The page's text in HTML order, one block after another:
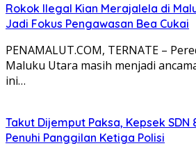
Rokok Ilegal Kian Merajalela di
Jadi Fokus Pengawasan Bea Cukai
PENAMALUT.COM, TERNATE –
Maluku Utara masih menjadi
ini…
Takut Dijemput Paksa, Kepsek SDN
Penuhi Panggilan Ketiga Polisi